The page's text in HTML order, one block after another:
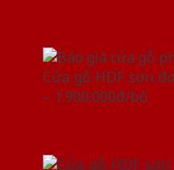
Cửa gỗ HDF sơn
– 1.900.000đ/bộ